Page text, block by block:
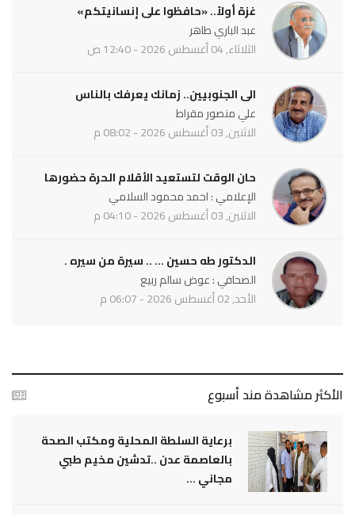
غزة أولاً.. «حافظوا على إنسانيتكم»
عبد الباري طاهر
الثلاثاء, 04 أغسطس 2026 - 12:40 ص
الى الجنوبيين.. زمانك يعرفك بالناس
علي منصور مقراط
الاثنين, 03 أغسطس 2026 - 08:02 م
حان الوقت لتستعيد الأقلام الحرة حضورها
الإعلامي : احمد محمود السلامي
الاثنين, 03 أغسطس 2026 - 04:10 م
الدكتور طه حسين ... .. سيرة من سيره .
الصحافي : عوض سالم ربيع
الأحد, 02 أغسطس 2026 - 06:07 م
الأكثر مشاهدة مند أسبوع
برعاية السلطة المحلية ومكتب الصحة
بالعاصمة عدن ..تدشين مخيم طبي
مجاني ...